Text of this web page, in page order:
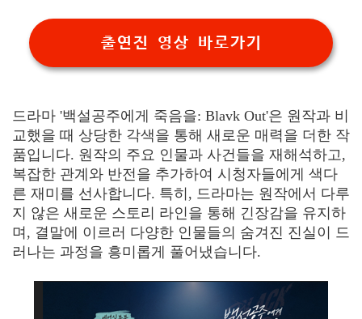
출연진 영상 바로가기
드라마 '백설공주에게 죽음을: Blavk Out'은 원작과 비
교했을 때 상당한 각색을 통해 새로운 매력을 더한 작
품입니다. 원작의 주요 인물과 사건들을 재해석하고,
복잡한 관계와 반전을 추가하여 시청자들에게 색다
른 재미를 선사합니다. 특히, 드라마는 원작에서 다루
지 않은 새로운 스토리 라인을 통해 긴장감을 유지하
며, 결말에 이르러 다양한 인물들의 숨겨진 진실이 드
러나는 과정을 흥미롭게 풀어냈습니다.